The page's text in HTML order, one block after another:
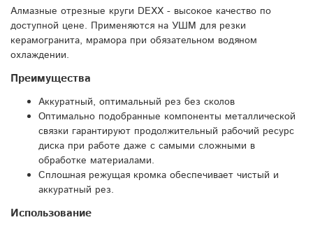
Алмазные отрезные круги DEXX - высокое качество по
доступной цене. Применяются на УШМ для резки
керамогранита, мрамора при обязательном водяном
охлаждении.
Преимущества
Аккуратный, оптимальный рез без сколов
Оптимально подобранные компоненты металлической
связки гарантируют продолжительный рабочий ресурс
диска при работе даже с самыми сложными в
обработке материалами.
Сплошная режущая кромка обеспечивает чистый и
аккуратный рез.
Использование